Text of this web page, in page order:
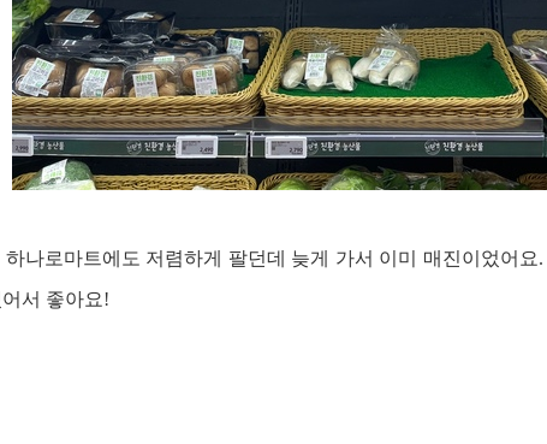
나로마트에도 저렴하게 팔던데 늦게 가서 이미 매진이었어요.
서 좋아요!